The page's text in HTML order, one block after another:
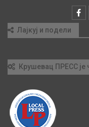
Лајкуј и подели
Крушевац ПРЕСС је